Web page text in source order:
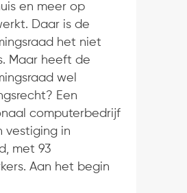
en meer op
Daar is de
het niet
Maar heeft de
wel
Een
computerbedrijf
vestiging in
met 93
Aan het begin